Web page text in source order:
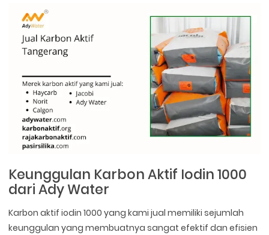
Keunggulan Karbon Aktif Iodin 1000
dari Ady Water
Karbon aktif iodin 1000 yang kami jual memiliki sejumlah
keunggulan yang membuatnya sangat efektif dan efisien